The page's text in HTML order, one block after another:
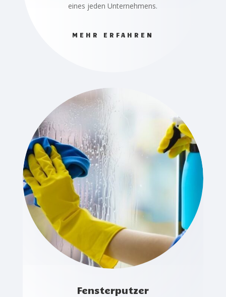
eines jeden Unternehmens.
MEHR ERFAHREN
Fensterputzer